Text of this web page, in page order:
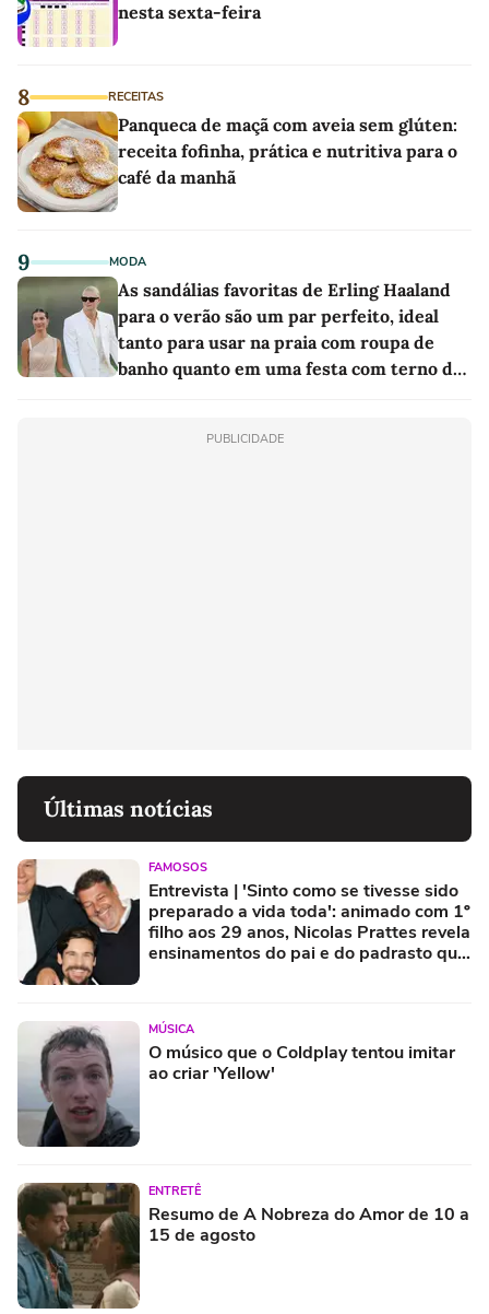
nesta sexta-feira
8 RECEITAS
Panqueca de maçã com aveia sem glúten:
receita fofinha, prática e nutritiva para o
café da manhã
9 MODA
As sandálias favoritas de Erling Haaland
para o verão são um par perfeito, ideal
tanto para usar na praia com roupa de
banho quanto em uma festa com terno de
PUBLICIDADE
Últimas notícias
FAMOSOS
Entrevista | 'Sinto como se tivesse sido
preparado a vida toda': animado com 1º
filho aos 29 anos, Nicolas Prattes revela
ensinamentos do pai e do padrasto que
MÚSICA
O músico que o Coldplay tentou imitar
ao criar 'Yellow'
ENTRETÊ
Resumo de A Nobreza do Amor de 10 a
15 de agosto